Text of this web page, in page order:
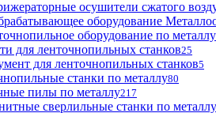
для ленточнопильных станков25
для ленточнопильных станков5
станки по металлу80
пилы по металлу217